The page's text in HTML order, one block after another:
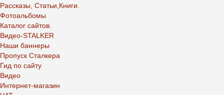
Рассказы, Статьи,Книги.
Фотоальбомы
Каталог сайтов.
Видео-STALKER
Наши баннеры
Пропуск Сталкера
Гид по сайту
Видео
Интернет-магазин